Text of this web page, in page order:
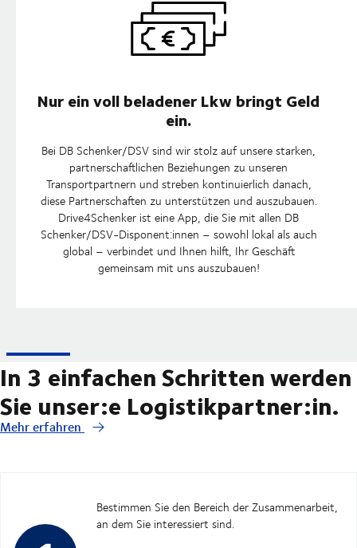
Nur ein voll beladener Lkw bringt Geld
ein.
Bei DB Schenker/DSV sind wir stolz auf unsere starken,
partnerschaftlichen Beziehungen zu unseren
Transportpartnern und streben kontinuierlich danach,
diese Partnerschaften zu unterstützen und auszubauen.
Drive4Schenker ist eine App, die Sie mit allen DB
Schenker/DSV-Disponent:innen – sowohl lokal als auch
global – verbindet und Ihnen hilft, Ihr Geschäft
gemeinsam mit uns auszubauen!
In 3 einfachen Schritten werden
Sie unser:e Logistikpartner:in.
Mehr erfahren
Bestimmen Sie den Bereich der Zusammenarbeit,
an dem Sie interessiert sind.